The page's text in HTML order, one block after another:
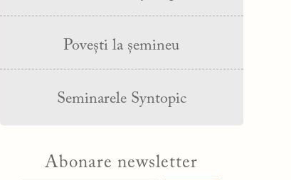
Povești la șemineu
Seminarele Syntopic
Abonare newsletter